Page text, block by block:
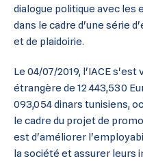
dialogue politique avec
dans le cadre d'une série
et de plaidoirie.
Le 04/07/2019, l'IACE
étrangère de 12 443,530
093,054 dinars tunisiens,
le cadre du projet de
est d'améliorer
la société et assurer leurs